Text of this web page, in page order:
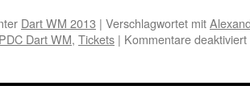
Dart WM 2013 | Verschlagwortet mit
PDC Dart WM, Tickets | Kommentare deaktiviert